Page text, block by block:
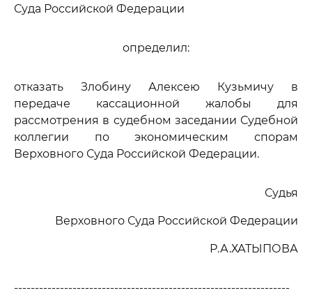
Суда Российской Федерации
определил:
отказать Злобину Алексею Кузьмичу в
передаче кассационной жалобы для
рассмотрения в судебном заседании Судебной
коллегии по экономическим спорам
Верховного Суда Российской Федерации.
Судья
Верховного Суда Российской Федерации
Р.А.ХАТЫПОВА
------------------------------------------------------------------